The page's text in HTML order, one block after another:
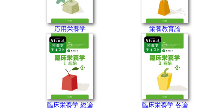
応用栄養学 栄養教育論
臨床栄養学 総論 臨床栄養学 各論